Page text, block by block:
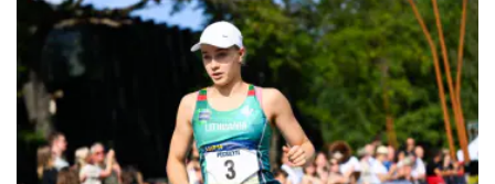
Baudžiamoji byla perduota nagrinėti Kauno apylinkės teismo
Kauno rūmams.
Vadovaujantis nekaltumo prezumpcija, asmuo laikomas nekaltu,
kol jo kaltumas nėra įrodytas įstatymo nustatyta tvarka ir
pripažintas įsiteisėjusiu teismo nuosprendžiu.
Aktualios naujienos